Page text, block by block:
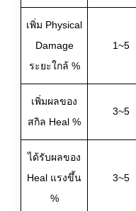
เพิ่ม Physical
Damage
ระยะใกล้ %
1~5
เพิ่มผลของ
สกิล Heal %
3~5
ได้รับผลของ
Heal แรงขึ้น
%
3~5